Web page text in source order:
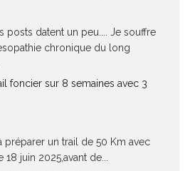
posts datent un peu.... Je souffre
chronique du long
foncier sur 8 semaines avec 3
préparer un trail de 50 Km avec
juin 2025,avant de...